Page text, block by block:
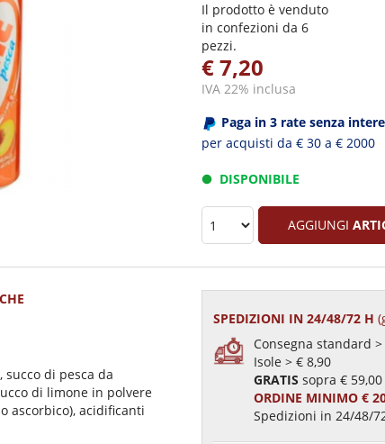
Il prodotto è venduto
in confezioni da 6
pezzi.
€ 7,20
IVA 22% inclusa
Paga in 3 rate senza
per acquisti da € 30 a € 2000
DISPONIBILE
AGGIUNGI
succo di pesca da
di limone in polvere
ascorbico), acidificanti
SPEDIZIONI IN 24/48/72 H
Consegna standard >
Isole > € 8,90
GRATIS sopra € 59,00
ORDINE MINIMO €
Spedizioni in 24/48/